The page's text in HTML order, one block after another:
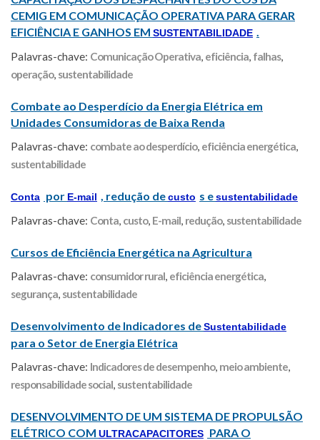
CEMIG EM COMUNICAÇÃO OPERATIVA PARA GERAR
EFICIÊNCIA E GANHOS EM SUSTENTABILIDADE .
Palavras-chave: Comunicação Operativa, eficiência, falhas,
operação, sustentabilidade
Combate ao Desperdício da Energia Elétrica em
Unidades Consumidoras de Baixa Renda
Palavras-chave: combate ao desperdício, eficiência energética,
sustentabilidade
Conta por E-mail , redução decusto s esustentabilidade
Palavras-chave: Conta, custo, E-mail, redução, sustentabilidade
Cursos de Eficiência Energética na Agricultura
Palavras-chave: consumidor rural, eficiência energética,
segurança, sustentabilidade
Desenvolvimento de Indicadores deSustentabilidade
para o Setor de Energia Elétrica
Palavras-chave: Indicadores de desempenho, meio ambiente,
responsabilidade social, sustentabilidade
DESENVOLVIMENTO DE UM SISTEMA DE PROPULSÃO
ELÉTRICO COM ULTRACAPACITORES PARA O